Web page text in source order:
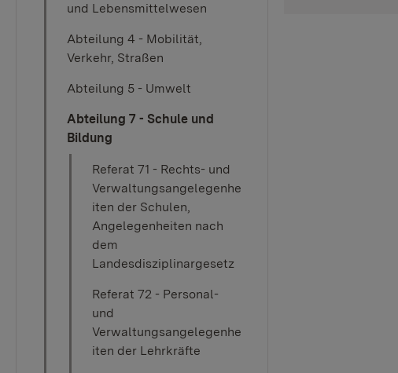
und Lebensmittelwesen
Abteilung 4 - Mobilität,
Verkehr, Straßen
Abteilung 5 - Umwelt
Abteilung 7 - Schule und
Bildung
Referat 71 - Rechts- und
Verwaltungsangelegenhe
iten der Schulen,
Angelegenheiten nach
dem
Landesdisziplinargesetz
Referat 72 - Personal-
und
Verwaltungsangelegenhe
iten der Lehrkräfte